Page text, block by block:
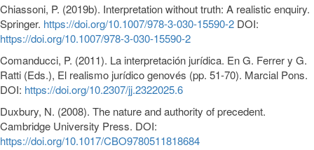
Chiassoni, P. (2019b). Interpretation without truth: A realistic enquiry.
Springer. https://doi.org/10.1007/978-3-030-15590-2 DOI:
https://doi.org/10.1007/978-3-030-15590-2
Comanducci, P. (2011). La interpretación jurídica. En G. Ferrer y G.
Ratti (Eds.), El realismo jurídico genovés (pp. 51-70). Marcial Pons.
DOI: https://doi.org/10.2307/jj.2322025.6
Duxbury, N. (2008). The nature and authority of precedent.
Cambridge University Press. DOI:
https://doi.org/10.1017/CBO9780511818684